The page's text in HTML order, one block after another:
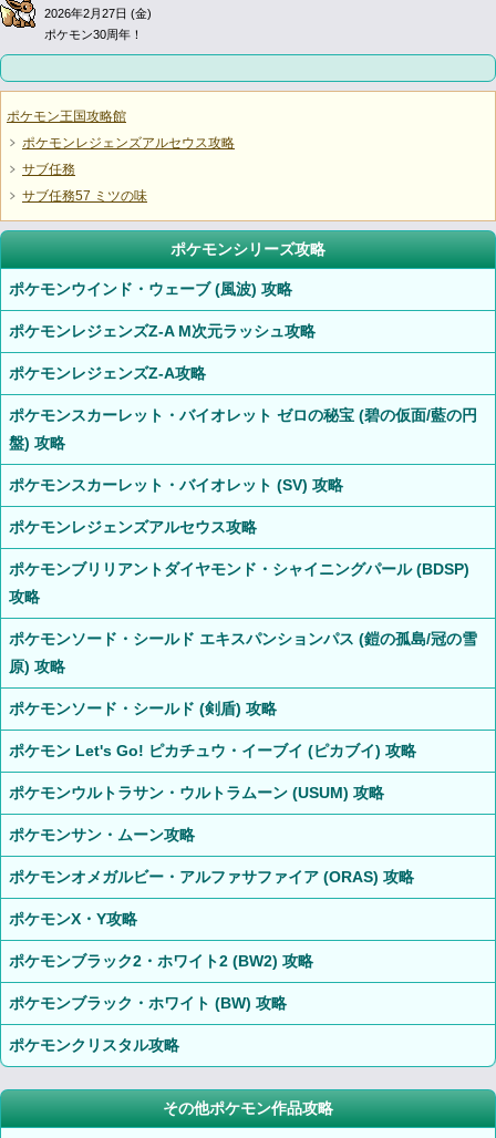
2026年2月27日 (金)
ポケモン30周年！
ポケモン王国攻略館
ポケモンレジェンズアルセウス攻略
サブ任務
サブ任務57 ミツの味
ポケモンシリーズ攻略
ポケモンウインド・ウェーブ (風波) 攻略
ポケモンレジェンズZ-A M次元ラッシュ攻略
ポケモンレジェンズZ-A攻略
ポケモンスカーレット・バイオレット ゼロの秘宝 (碧の仮面/藍の円
盤) 攻略
ポケモンスカーレット・バイオレット (SV) 攻略
ポケモンレジェンズアルセウス攻略
ポケモンブリリアントダイヤモンド・シャイニングパール (BDSP)
攻略
ポケモンソード・シールド エキスパンションパス (鎧の孤島/冠の雪
原) 攻略
ポケモンソード・シールド (剣盾) 攻略
ポケモン Let's Go! ピカチュウ・イーブイ (ピカブイ) 攻略
ポケモンウルトラサン・ウルトラムーン (USUM) 攻略
ポケモンサン・ムーン攻略
ポケモンオメガルビー・アルファサファイア (ORAS) 攻略
ポケモンX・Y攻略
ポケモンブラック2・ホワイト2 (BW2) 攻略
ポケモンブラック・ホワイト (BW) 攻略
ポケモンクリスタル攻略
その他ポケモン作品攻略